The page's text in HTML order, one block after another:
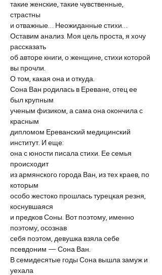
такие женские, такие чувственные,
страстны
и отважные… Неожиданные стихи…
Оставим анализ. Моя цель проста, я хочу
рассказать
об авторе книги, о женщине, стихи которой
вы прочли.
О том, какая она и откуда.
Сона Ван родилась в Ереване, отец ее
был крупным
ученым физиком, а сама она окончила с
красным
дипломом Ереванский медицинский
институт. И еще:
она с юности писала стихи. Ее семья
происходит
из армянского города Ван, из тех краев, по
которым
особо жестоко прошлась турецкая резня,
коснувшаяся
и предков Соны. Вот поэтому, именно
поэтому, осознав
себя поэтом, девушка взяла себе
псевдоним — Сона Ван.
В семидесятые годы Сона вышла замуж и
уехала